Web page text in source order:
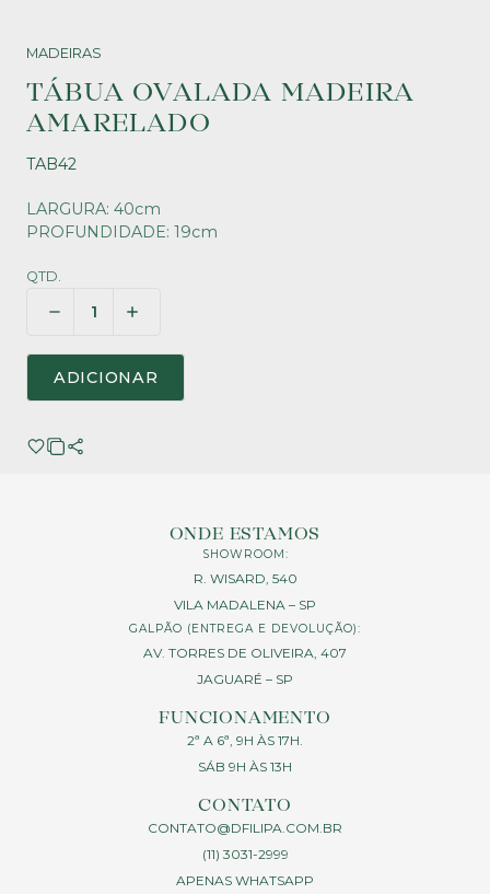
MADEIRAS
TÁBUA OVALADA MADEIRA
AMARELADO
TAB42
LARGURA: 40cm
PROFUNDIDADE: 19cm
QTD.
ADICIONAR
ONDE ESTAMOS
SHOWROOM:
R. WISARD, 540
VILA MADALENA – SP
GALPÃO (ENTREGA E DEVOLUÇÃO):
AV. TORRES DE OLIVEIRA, 407
JAGUARÉ – SP
FUNCIONAMENTO
2ª A 6ª, 9H ÀS 17H.
SÁB 9H ÀS 13H
CONTATO
CONTATO@DFILIPA.COM.BR
(11) 3031-2999
APENAS WHATSAPP